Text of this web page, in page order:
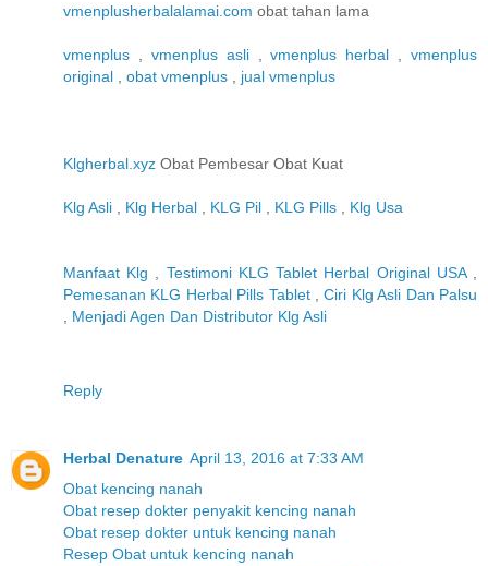
vmenplusherbalalamai.com obat tahan lama
vmenplus vmenplus asli,vmenplus herbal
vmenplus
original
obat vmenplus jual vmenplus
Klgherbal.xyz Obat Pembesar Obat Kuat
Klg Asli Klg Herbal KLG Pil KLG Pills Klg Usa
Manfaat Klg Testimoni KLG Tablet Herbal Original USA,
Pemesanan KLG Herbal Pills Tablet,Ciri Klg Asli Dan Palsu
Menjadi Agen Dan Distributor Klg Asli
Reply
Herbal Denature April 13, 2016 at 7:33 AM
Obat kencing nanah
Obat resep dokter penyakit kencing nanah
Obat resep dokter untuk kencing nanah
Resep Obat untuk kencing nanah